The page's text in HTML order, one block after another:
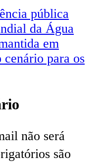
pública
da Água
em
cenário para os
não será
são